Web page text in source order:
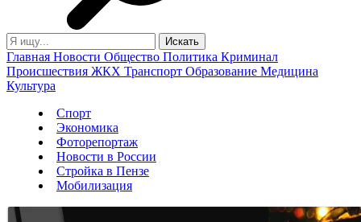
Главная Новости Общество Политика Криминал
Происшествия ЖКХ Транспорт Образование Медицина
Культура
Спорт
Экономика
Фоторепортаж
Новости в России
Стройка в Пензе
Мобилизация